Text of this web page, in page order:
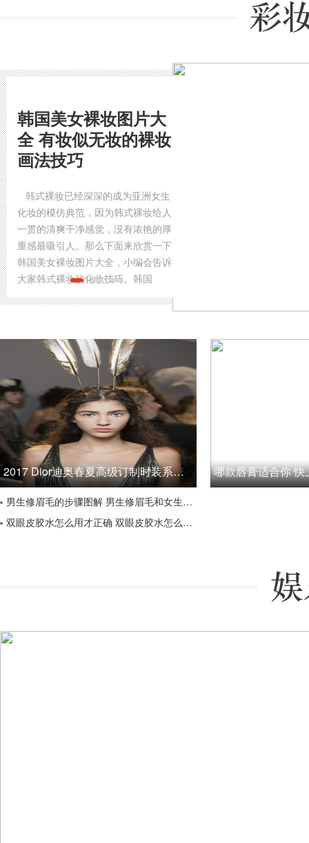
韩国美女裸妆图片大
全 有妆似无妆的裸妆
画法技巧
韩式裸妆已经深深的成为亚洲女生
化妆的模仿典范，因为韩式裸妆给人
一贯的清爽干净感觉，没有浓艳的厚
重感最吸引人。那么下面来欣赏一下
韩国美女裸妆图片大全，小编会告诉
大家韩式裸妆的化妆技巧。韩国
2017 Dior迪奥春夏高级订制时装系列彩妆妆容
男生修眉毛的步骤图解 男生修眉毛和女生大不同
双眼皮胶水怎么用才正确 双眼皮胶水怎么洗不伤皮肤